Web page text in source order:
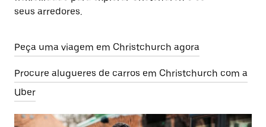
seus arredores.
Peça uma viagem em Christchurch agora
Procure alugueres de carros em Christchurch com a
Uber